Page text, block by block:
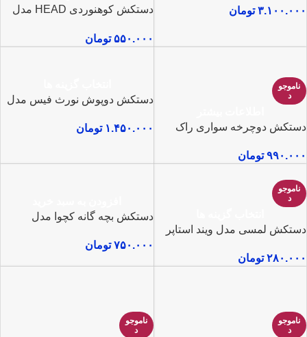
۳.۱۰۰.۰۰۰ تومان
دستکش کوهنوردی HEAD مدل
۵۵۰.۰۰۰ تومان
ناموجو
د
دستکش دوچرخه سواری راک
۹۹۰.۰۰۰ تومان
دستکش دوپوش نورث فیس مدل
۱.۴۵۰.۰۰۰ تومان
ناموجو
د
دستکش لمسی مدل ویند استاپر
۲۸۰.۰۰۰ تومان
دستکش بچه گانه کچوا مدل
۷۵۰.۰۰۰ تومان
ناموجو
د
ناموجو
د